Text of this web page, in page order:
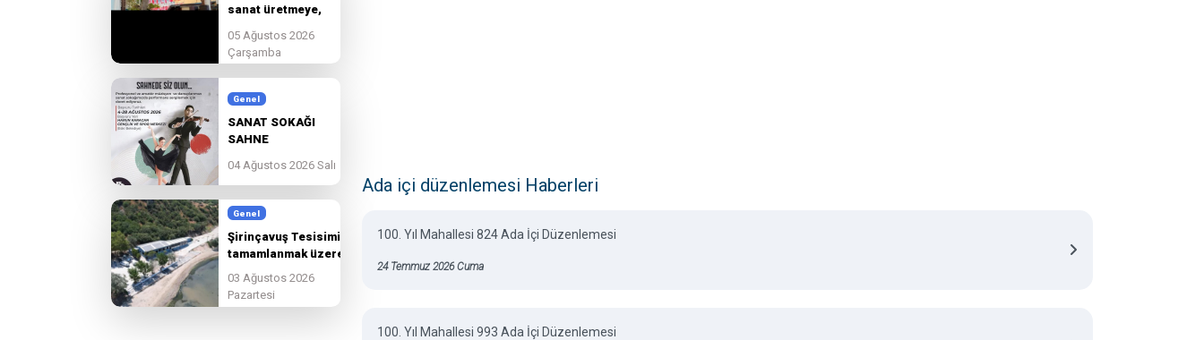
sanat üretmeye,
birlikte
güzelleşmeye devam
ediyoruz.
05 Ağustos 2026
Çarşamba
Genel
SANAT SOKAĞI
SAHNE
BAŞLADI!
04 Ağustos 2026 Salı
Genel
Şirinçavuş Tesisimiz
tamamlanmak üzere.
03 Ağustos 2026
Pazartesi
Ada içi düzenlemesi Haberleri
100. Yıl Mahallesi 824 Ada İçi Düzenlemesi
24 Temmuz 2026 Cuma
100. Yıl Mahallesi 993 Ada İçi Düzenlemesi